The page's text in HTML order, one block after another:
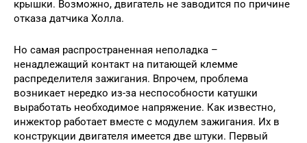
крышки. Возможно, двигатель не заводится по причине
отказа датчика Холла.
Но самая распространенная неполадка –
ненадлежащий контакт на питающей клемме
распределителя зажигания. Впрочем, проблема
возникает нередко из-за неспособности катушки
выработать необходимое напряжение. Как известно,
инжектор работает вместе с модулем зажигания. Их в
конструкции двигателя имеется две штуки. Первый